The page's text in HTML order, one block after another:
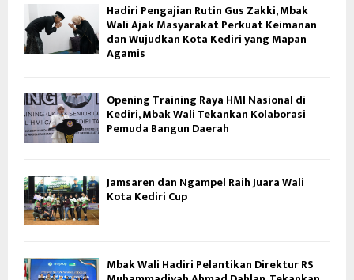
Hadiri Pengajian Rutin Gus Zakki, Mbak
Wali Ajak Masyarakat Perkuat Keimanan
dan Wujudkan Kota Kediri yang Mapan
Agamis
Opening Training Raya HMI Nasional di
Kediri, Mbak Wali Tekankan Kolaborasi
Pemuda Bangun Daerah
Jamsaren dan Ngampel Raih Juara Wali
Kota Kediri Cup
Mbak Wali Hadiri Pelantikan Direktur RS